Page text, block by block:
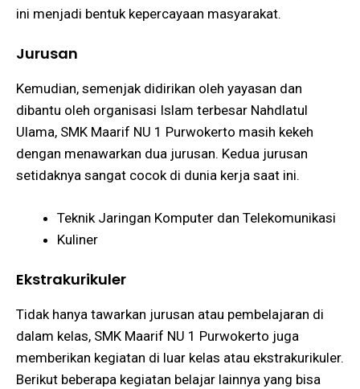
ini menjadi bentuk kepercayaan masyarakat.
Jurusan
Kemudian, semenjak didirikan oleh yayasan dan
dibantu oleh organisasi Islam terbesar Nahdlatul
Ulama, SMK Maarif NU 1 Purwokerto masih kekeh
dengan menawarkan dua jurusan. Kedua jurusan
setidaknya sangat cocok di dunia kerja saat ini.
Teknik Jaringan Komputer dan Telekomunikasi
Kuliner
Ekstrakurikuler
Tidak hanya tawarkan jurusan atau pembelajaran di
dalam kelas, SMK Maarif NU 1 Purwokerto juga
memberikan kegiatan di luar kelas atau ekstrakurikuler.
Berikut beberapa kegiatan belajar lainnya yang bisa